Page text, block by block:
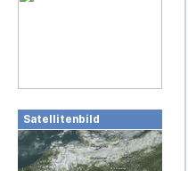
Satellitenbild